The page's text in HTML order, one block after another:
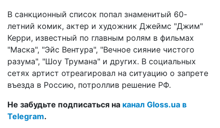
В санкционный список попал знаменитый 60-
летний комик, актер и художник Джеймс "Джим"
Керри, известный по главным ролям в фильмах
"Маска", "Эйс Вентура", "Вечное сияние чистого
разума", "Шоу Трумана" и других. В социальных
сетях артист отреагировал на ситуацию о запрете
въезда в Россию, потроллив решение РФ.
Не забудьте подписаться на канал Gloss.ua в
Telegram.